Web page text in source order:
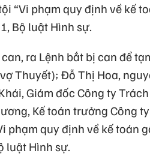
“Vi phạm quy định về kế
Bộ luật Hình sự.
ra Lệnh bắt bị can để
Thuyết); Đỗ Thị Hoa,
Giám đốc Công ty Trách
Kế toán trưởng Công ty
phạm quy định về kế toán
luật Hình sự.